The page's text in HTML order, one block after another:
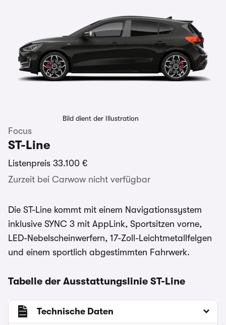
Bild dient der Illustration
Focus
ST-Line
Listenpreis 33.100 €
Zurzeit bei Carwow nicht verfügbar
Die ST-Line kommt mit einem Navigationssystem
inklusive SYNC 3 mit AppLink, Sportsitzen vorne,
LED-Nebelscheinwerfern, 17-Zoll-Leichtmetallfelgen
und einem sportlich abgestimmten Fahrwerk.
Tabelle der Ausstattungslinie ST-Line
Technische Daten